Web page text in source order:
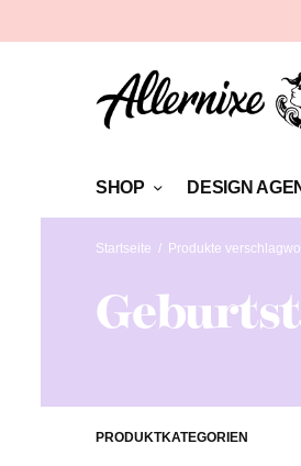
SHOP DESIGN
Startseite / Produkte
PRODUKTKATEGORIEN